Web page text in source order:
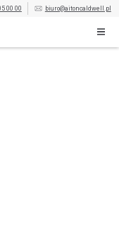
00 00 biuro@aitoncaldwell.pl